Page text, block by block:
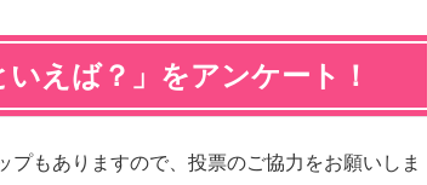
えば？」をアンケート！
プもありますので、投票のご協力をお願いしま